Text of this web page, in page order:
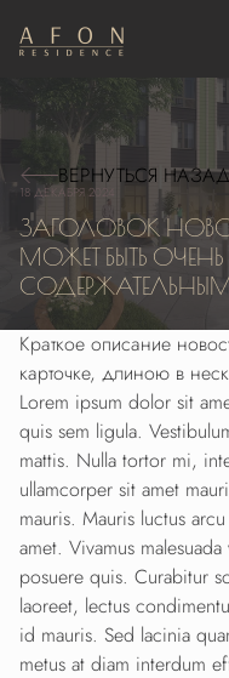
ВЕРНУТЬСЯ
18 ДЕКАБРЯ 2024
ЗАГОЛОВОК
МОЖЕТ БЫТЬ
СОДЕРЖАТЕЛЬНЫМ
Краткое описание
карточке, длиною в
Lorem ipsum dolor sit
quis sem ligula.
mattis. Nulla tortor mi,
ullamcorper sit amet
mauris. Mauris luctus
amet. Vivamus
posuere quis. Curabitur
laoreet, lectus
id mauris. Sed lacinia
metus at diam interdum